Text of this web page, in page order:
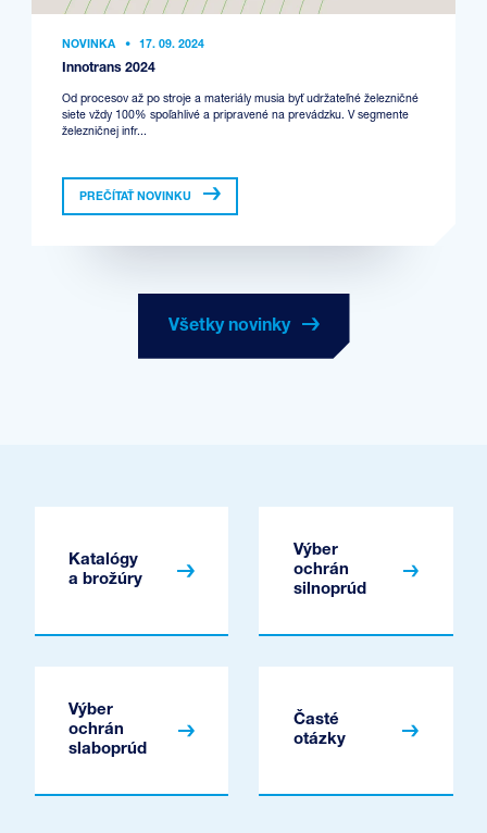
NOVINKA • 17. 09. 2024
Innotrans 2024
Od procesov až po stroje a materiály musia byť udržateľné železničné
siete vždy 100% spoľahlivé a pripravené na prevádzku. V segmente
železničnej infr...
PREČÍTAŤ NOVINKU
Všetky novinky
Katalógy
a brožúry
Výber
ochrán
silnoprúd
Výber
ochrán
slaboprúd
Časté
otázky